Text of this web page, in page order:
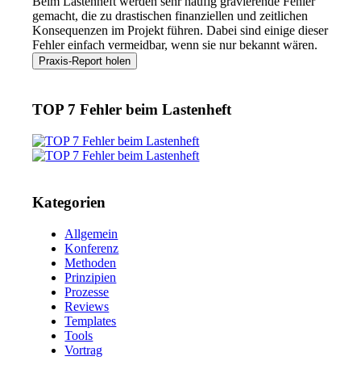
gemacht, die zu drastischen finanziellen und zeitlichen
Konsequenzen im Projekt führen. Dabei sind einige dieser
Fehler einfach vermeidbar, wenn sie nur bekannt wären.
TOP 7 Fehler beim Lastenheft
Kategorien
Allgemein
Konferenz
Methoden
Prinzipien
Prozesse
Reviews
Templates
Tools
Vortrag